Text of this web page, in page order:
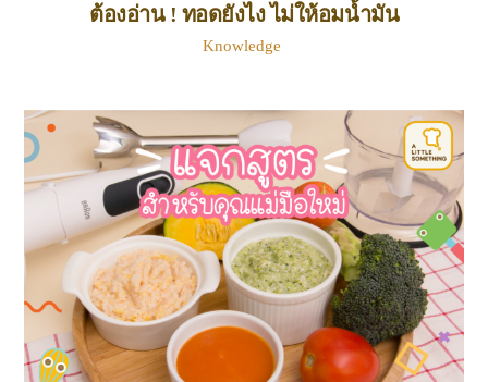
ต้องอ่าน ! ทอดยังไง ไม่ให้อมน้ำมัน
Knowledge